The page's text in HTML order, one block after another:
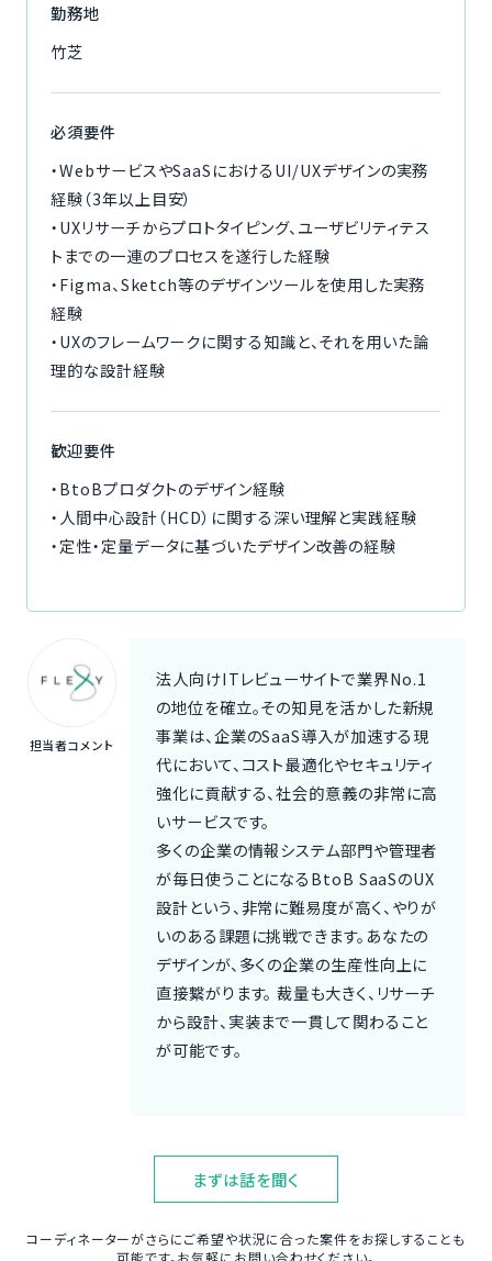
勤務地
竹芝
必須要件
・WebサービスやSaaSにおけるUI/UXデザインの実務
経験（3年以上目安）
・UXリサーチからプロトタイピング、ユーザビリティテス
トまでの一連のプロセスを遂行した経験
・Figma、Sketch等のデザインツールを使用した実務
経験
・UXのフレームワークに関する知識と、それを用いた論
理的な設計経験
歓迎要件
・BtoBプロダクトのデザイン経験
・人間中心設計（HCD）に関する深い理解と実践経験
・定性・定量データに基づいたデザイン改善の経験
担当者コメント
法人向けITレビューサイトで業界No.1
の地位を確立。その知見を活かした新規
事業は、企業のSaaS導入が加速する現
代において、コスト最適化やセキュリティ
強化に貢献する、社会的意義の非常に高
いサービスです。
多くの企業の情報システム部門や管理者
が毎日使うことになるBtoB SaaSのUX
設計という、非常に難易度が高く、やりが
いのある課題に挑戦できます。あなたの
デザインが、多くの企業の生産性向上に
直接繋がります。 裁量も大きく、リサーチ
から設計、実装まで一貫して関わること
が可能です。
まずは話を聞く
コーディネーターがさらにご希望や状況に合った案件をお探しすることも
可能です。お気軽に お問い合わせください。